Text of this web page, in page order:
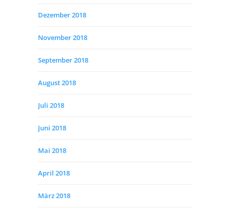
Dezember 2018
November 2018
September 2018
August 2018
Juli 2018
Juni 2018
Mai 2018
April 2018
März 2018